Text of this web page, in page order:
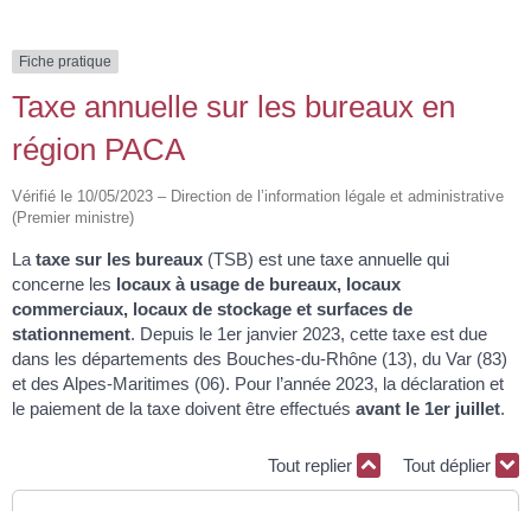
Fiche pratique
Taxe annuelle sur les bureaux en
région PACA
Vérifié le 10/05/2023 – Direction de l’information légale et administrative
(Premier ministre)
Lataxe sur les bureaux (TSB) est une taxe annuelle qui
concerne les locaux à usage de bureaux, locaux
commerciaux, locaux de stockage et surfaces de
stationnement. Depuis le 1er janvier 2023, cette taxe est due
dans les départements des Bouches-du-Rhône (13), du Var (83)
et des Alpes-Maritimes (06). Pour l’année 2023, la déclaration et
le paiement de la taxe doivent être effectués avant le 1er juillet.
Tout replier Tout déplier